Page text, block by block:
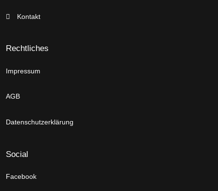
Kontakt
Rechtliches
Impressum
AGB
Datenschutzerklärung
Social
Facebook